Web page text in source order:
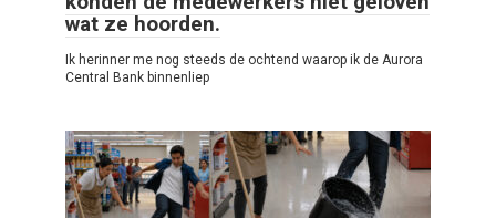
wat ze hoorden.
Ik herinner me nog steeds de ochtend waarop ik de Aurora
Central Bank binnenliep